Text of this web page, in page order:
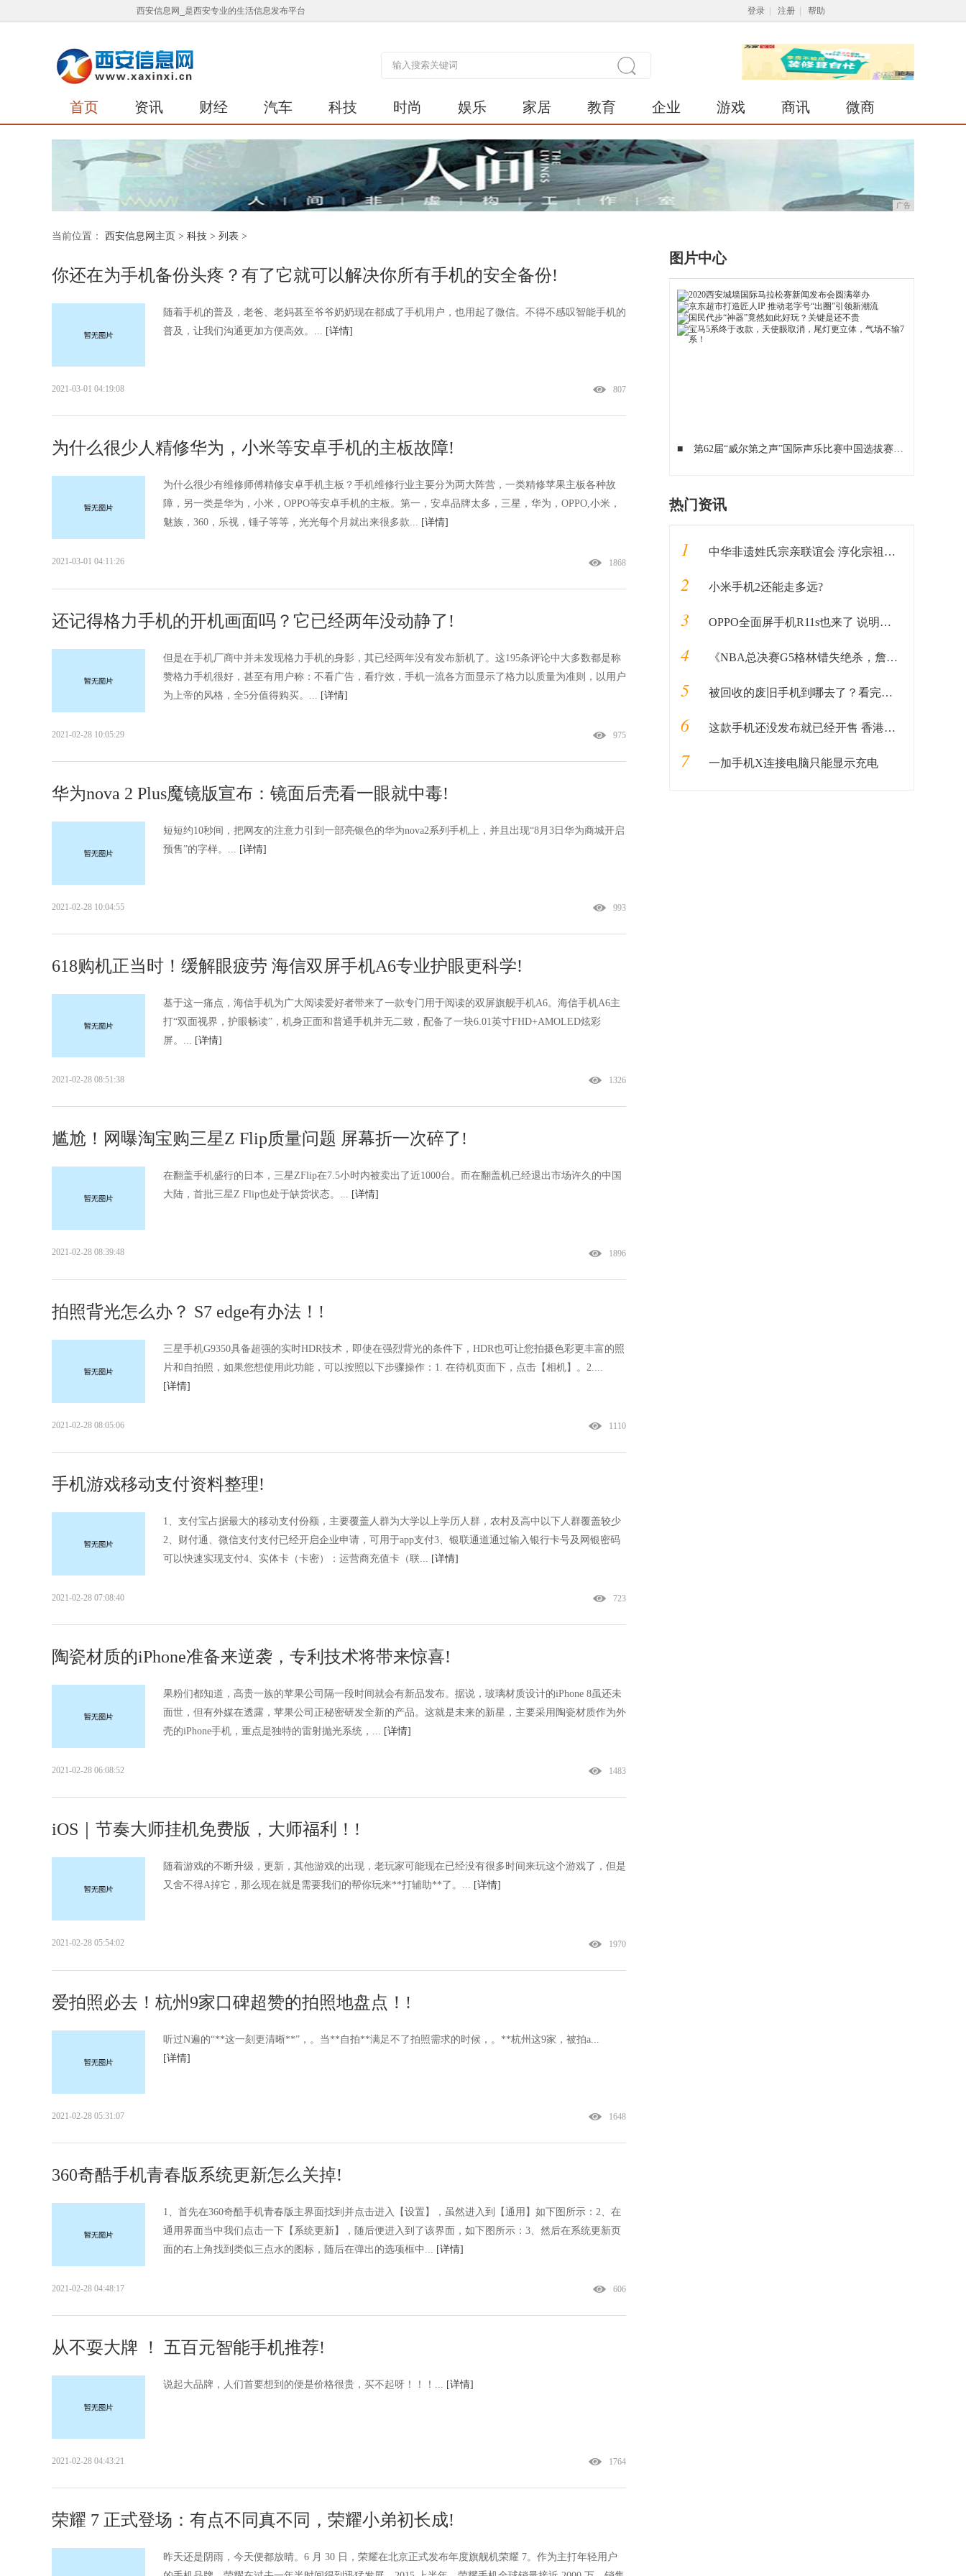
西安信息网_是西安专业的生活信息发布平台 登录 注册 帮助
首页 资讯 财经 汽车 科技 时尚 娱乐 家居 教育 企业 游戏 商讯 微商
广告
当前位置： 西安信息网主页 > 科技 > 列表 >
你还在为手机备份头疼？有了它就可以解决你所有手机的安全备份!
随着手机的普及，老爸、老妈甚至爷爷奶奶现在都成了手机用户，也用起了微信。不得不感叹智能手机的
普及，让我们沟通更加方便高效。... [详情]
807
2021-03-01 04:19:08
为什么很少人精修华为，小米等安卓手机的主板故障!
为什么很少有维修师傅精修安卓手机主板？手机维修行业主要分为两大阵营，一类精修苹果主板各种故
障，另一类是华为，小米，OPPO等安卓手机的主板。第一，安卓品牌太多，三星，华为，OPPO,小米，
魅族，360，乐视，锤子等等，光光每个月就出来很多款... [详情]
1868
2021-03-01 04:11:26
还记得格力手机的开机画面吗？它已经两年没动静了!
但是在手机厂商中并未发现格力手机的身影，其已经两年没有发布新机了。这195条评论中大多数都是称
赞格力手机很好，甚至有用户称：不看广告，看疗效，手机一流各方面显示了格力以质量为准则，以用户
为上帝的风格，全5分值得购买。... [详情]
975
2021-02-28 10:05:29
华为nova 2 Plus魔镜版宣布：镜面后壳看一眼就中毒!
短短约10秒间，把网友的注意力引到一部亮银色的华为nova2系列手机上，并且出现“8月3日华为商城开启
预售”的字样。...
[详情]
993
2021-02-28 10:04:55
618购机正当时！缓解眼疲劳 海信双屏手机A6专业护眼更科学!
基于这一痛点，海信手机为广大阅读爱好者带来了一款专门用于阅读的双屏旗舰手机A6。海信手机A6主
打“双面视界，护眼畅读”，机身正面和普通手机并无二致，配备了一块6.01英寸FHD+AMOLED炫彩
屏。... [详情]
1326
2021-02-28 08:51:38
尴尬！网曝淘宝购三星Z Flip质量问题 屏幕折一次碎了!
在翻盖手机盛行的日本，三星ZFlip在7.5小时内被卖出了近1000台。而在翻盖机已经退出市场许久的中国
大陆，首批三星Z Flip也处于缺货状态。... [详情]
1896
2021-02-28 08:39:48
拍照背光怎么办？ S7 edge有办法！!
三星手机G9350具备超强的实时HDR技术，即使在强烈背光的条件下，HDR也可让您拍摄色彩更丰富的照
片和自拍照，如果您想使用此功能，可以按照以下步骤操作：1. 在待机页面下，点击【相机】。2....
[详情]
1110
2021-02-28 08:05:06
手机游戏移动支付资料整理!
1、支付宝占据最大的移动支付份额，主要覆盖人群为大学以上学历人群，农村及高中以下人群覆盖较少
2、财付通、微信支付支付已经开启企业申请，可用于app支付3、银联通道通过输入银行卡号及网银密码
可以快速实现支付4、实体卡（卡密）：运营商充值卡（联...
[详情]
723
2021-02-28 07:08:40
陶瓷材质的iPhone准备来逆袭，专利技术将带来惊喜!
果粉们都知道，高贵一族的苹果公司隔一段时间就会有新品发布。据说，玻璃材质设计的iPhone 8虽还未
面世，但有外媒在透露，苹果公司正秘密研发全新的产品。这就是未来的新星，主要采用陶瓷材质作为外
壳的iPhone手机，重点是独特的雷射抛光系统，... [详情]
1483
2021-02-28 06:08:52
iOS｜节奏大师挂机免费版，大师福利！!
随着游戏的不断升级，更新，其他游戏的出现，老玩家可能现在已经没有很多时间来玩这个游戏了，但是
又舍不得A掉它，那么现在就是需要我们的帮你玩来**打辅助**了。... [详情]
1970
2021-02-28 05:54:02
爱拍照必去！杭州9家口碑超赞的拍照地盘点！!
听过N遍的“**这一刻更清晰**”，。当**自拍**满足不了拍照需求的时候，。**杭州这9家，被拍a...
[详情]
1648
2021-02-28 05:31:07
360奇酷手机青春版系统更新怎么关掉!
1、首先在360奇酷手机青春版主界面找到并点击进入【设置】，虽然进入到【通用】如下图所示：2、在
通用界面当中我们点击一下【系统更新】，随后便进入到了该界面，如下图所示：3、然后在系统更新页
面的右上角找到类似三点水的图标，随后在弹出的选项框中...
[详情]
606
2021-02-28 04:48:17
从不耍大牌 ！ 五百元智能手机推荐!
说起大品牌，人们首要想到的便是价格很贵，买不起呀！！！... [详情]
1764
2021-02-28 04:43:21
荣耀 7 正式登场：有点不同真不同，荣耀小弟初长成!
昨天还是阴雨，今天便都放晴。6 月 30 日，荣耀在北京正式发布年度旗舰机荣耀 7。作为主打年轻用户
图片中心
■ 第62届“威尔第之声”国际声乐比赛中国选拔赛圆满落幕
热门资讯
1 中华非遗姓氏宗亲联谊会 淳化宗祖苑启幕
2 小米手机2还能走多远?
3 OPPO全面屏手机R11s也来了 说明书提前曝光
4 《NBA总决赛G5格林错失绝杀，詹姆斯值得信赖的帮手到底在哪？》
5 被回收的废旧手机到哪去了？看完涨知识了
6 这款手机还没发布就已经开售 香港手机店卖15880港币
7 一加手机X连接电脑只能显示充电